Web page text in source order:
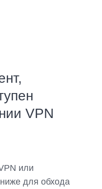
VPN
или
для обхода